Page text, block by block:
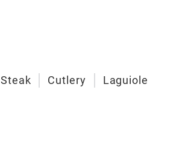
Steak Cutlery
Laguiole